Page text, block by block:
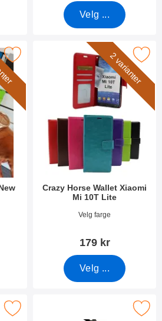
Velg ...
Standcase Wallet som favoritt
2 varianter
Crazy Horse Wallet Xiaomi
Mi 10T Lite
Varenummer 38699
Velg farge
179 kr
Velg ...
Merk crazy Horse Wallet
glass Xiaomi Mi 10T Lite som
Merk skjermbeskyttelse av glass